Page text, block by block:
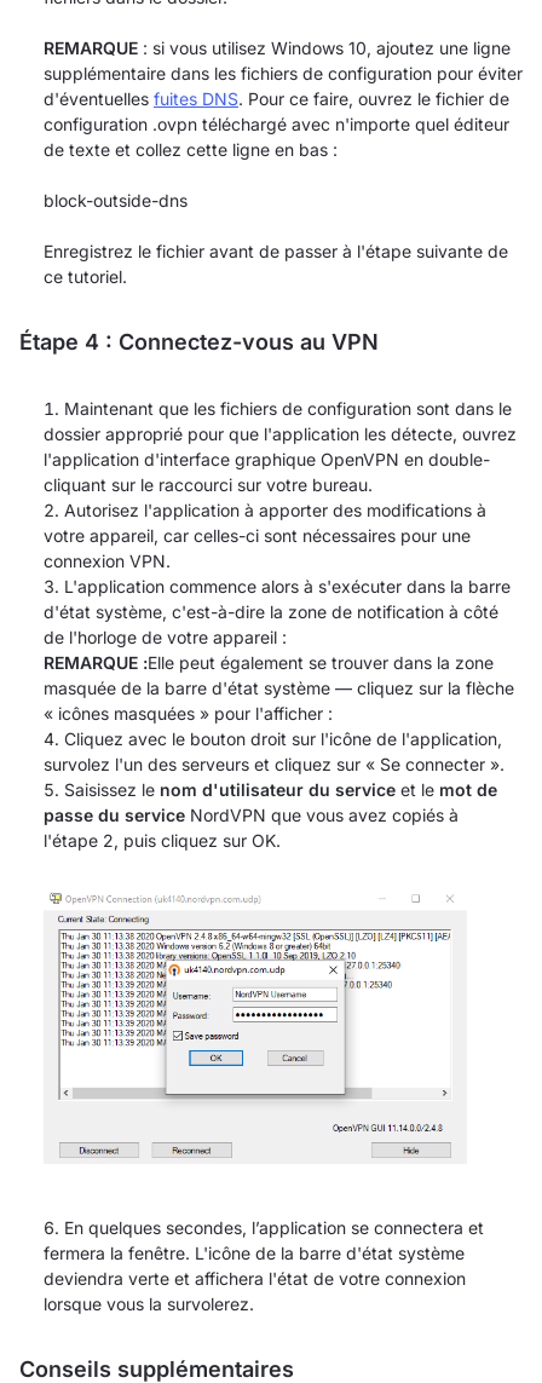
REMARQUE : si vous utilisez Windows 10, ajoutez une ligne
supplémentaire dans les fichiers de configuration pour éviter
d'éventuelles fuites DNS. Pour ce faire, ouvrez le fichier de
configuration .ovpn téléchargé avec n'importe quel éditeur
de texte et collez cette ligne en bas :
block-outside-dns
Enregistrez le fichier avant de passer à l'étape suivante de
ce tutoriel.
Étape 4 : Connectez-vous au VPN
Maintenant que les fichiers de configuration sont dans le
dossier approprié pour que l'application les détecte, ouvrez
l'application d'interface graphique OpenVPN en double-
cliquant sur le raccourci sur votre bureau.
Autorisez l'application à apporter des modifications à
votre appareil, car celles-ci sont nécessaires pour une
connexion VPN.
L'application commence alors à s'exécuter dans la barre
d'état système, c'est-à-dire la zone de notification à côté
de l'horloge de votre appareil :
REMARQUE :Elle peut également se trouver dans la zone
masquée de la barre d'état système — cliquez sur la flèche
« icônes masquées » pour l'afficher :
Cliquez avec le bouton droit sur l'icône de l'application,
survolez l'un des serveurs et cliquez sur « Se connecter ».
Saisissez le nom d'utilisateur du service et le mot de
passe du service NordVPN que vous avez copiés à
l'étape 2, puis cliquez sur OK.
En quelques secondes, l’application se connectera et
fermera la fenêtre. L'icône de la barre d'état système
deviendra verte et affichera l'état de votre connexion
lorsque vous la survolerez.
Conseils supplémentaires